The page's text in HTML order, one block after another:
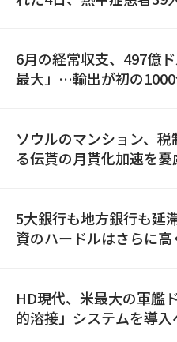
6月の経常収支、497億
最大」…輸出が初の
ソウルのマンション、税
る伝貰の月貰化加速を憂
5大銀行も地方銀行も延
資のハードルはさらに高
HD現代、米最大の軍艦
的溶接」システムを導入